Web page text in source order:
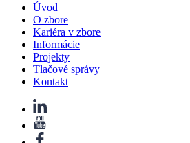
Úvod
O zbore
Kariéra v zbore
Informácie
Projekty
Tlačové správy
Kontakt